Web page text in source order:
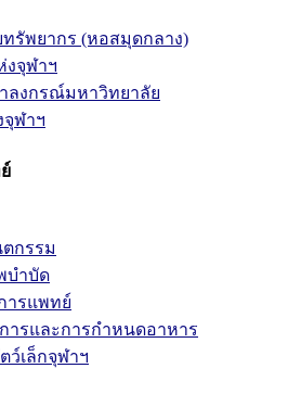
รัพยากร (หอสมุดกลาง)
จุฬาฯ
ลงกรณ์มหาวิทยาลัย
ฬาฯ
กรรม
บำบัด
ารแพทย์
ารและการกำหนดอาหาร
ว์เล็กจุฬาฯ